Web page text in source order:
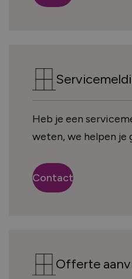
Heb je een
weten, we helpen je
Contact
Offerte